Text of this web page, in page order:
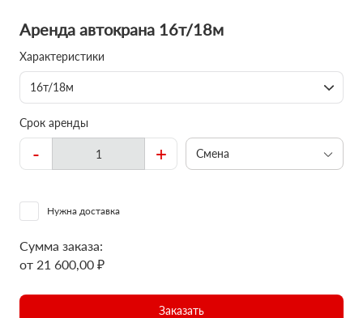
Аренда автокрана 16т/18м
Характеристики
16т/18м
Срок аренды
- + Смена
Нужна доставка
Сумма заказа:
от 21 600,00 ₽
Заказать